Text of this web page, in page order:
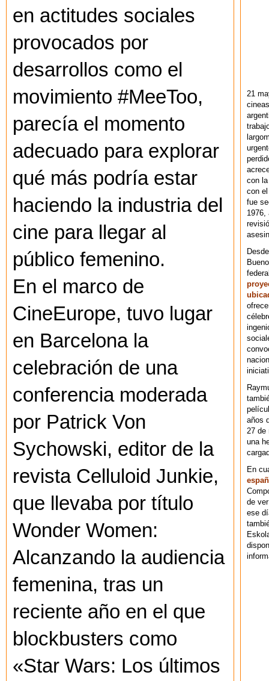
en actitudes sociales
provocados por
desarrollos como el
movimiento #MeeToo,
parecía el momento
adecuado para explorar
qué más podría estar
haciendo la industria del
cine para llegar al
público femenino.
En el marco de
CineEurope, tuvo lugar
en Barcelona la
celebración de una
conferencia moderada
por Patrick Von
Sychowski, editor de la
revista Celluloid Junkie,
que llevaba por título
Wonder Women:
Alcanzando la audiencia
femenina, tras un
reciente año en el que
blockbusters como
«Star Wars: Los últimos
21
con
con
fue
1976,
años
27 de
una
En
de
ese